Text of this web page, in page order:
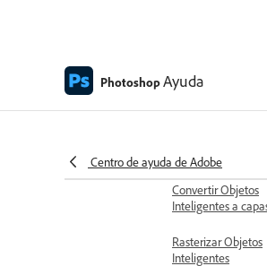
PhotoshopAyuda
Centro de ayuda de Adobe
Edición del
de un objeto
Convertir Objetos
Inteligentes a
Rasterizar Objetos
Inteligentes